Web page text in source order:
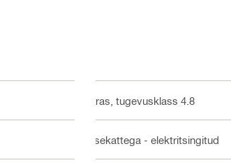
Teras, tugevusklass 4.8
Sisekattega - elektritsingitud